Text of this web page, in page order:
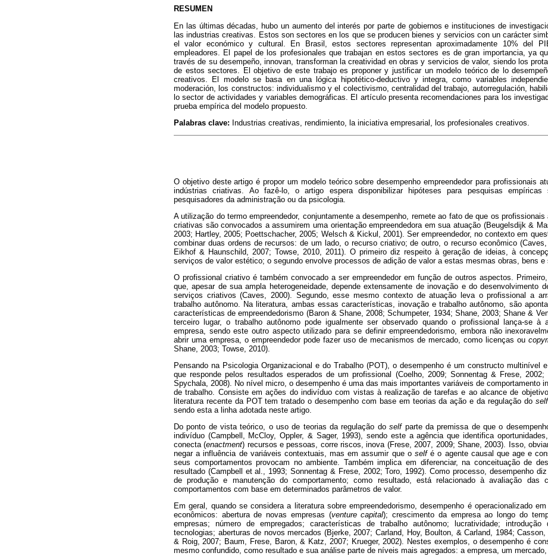
RESUMEN
En las últimas décadas, hubo un aumento del interés por parte de gobiernos e instituciones de
las industrias creativas. Estos son sectores en los que se producen bienes y servicios con un carácter
el valor económico y cultural. En Brasil, estos sectores representan aproximadamente 10% del
empleadores. El papel de los profesionales que trabajan en estos sectores es de gran importancia, ya
través de su desempeño, innovan, transforman la creatividad en obras y servicios de valor, siendo los
de estos sectores. El objetivo de este trabajo es proponer y justificar un modelo teórico de lo
creativos. El modelo se basa en una lógica hipotético-deductivo y integra, como variables
moderación, los constructos: individualismo y el colectivismo, centralidad del trabajo, autorregulación,
lo sector de actividades y variables demográficas. El artículo presenta recomendaciones para los
prueba empírica del modelo propuesto.
Palabras clave: Industrias creativas, rendimiento, la iniciativa empresarial, los profesionales creativos.
O objetivo deste artigo é propor um modelo teórico sobre desempenho empreendedor para profissionais
indústrias criativas. Ao fazê-lo, o artigo espera disponibilizar hipóteses para pesquisas
pesquisadores da administração ou da psicologia.
A utilização do termo empreendedor, conjuntamente a desempenho, remete ao fato de que os
criativas são convocados a assumirem uma orientação empreendedora em sua atuação (Beugelsdijk &
2003; Hartley, 2005; Poettschacher, 2005; Welsch & Kickul, 2001). Ser empreendedor, no contexto em
combinar duas ordens de recursos: de um lado, o recurso criativo; de outro, o recurso econômico
Eikhof & Haunschild, 2007; Towse, 2010, 2011). O primeiro diz respeito à geração de ideias, à
serviços de valor estético; o segundo envolve processos de adição de valor a estas mesmas obras, bens e
O profissional criativo é também convocado a ser empreendedor em função de outros aspectos.
que, apesar de sua ampla heterogeneidade, depende extensamente de inovação e do desenvolvimento
serviços criativos (Caves, 2000). Segundo, esse mesmo contexto de atuação leva o profissional a
trabalho autônomo. Na literatura, ambas essas características, inovação e trabalho autônomo, são
características de empreendedorismo (Baron & Shane, 2008; Schumpeter, 1934; Shane, 2003; Shane &
terceiro lugar, o trabalho autônomo pode igualmente ser observado quando o profissional lança-se à
empresa, sendo este outro aspecto utilizado para se definir empreendedorismo, embora não
abrir uma empresa, o empreendedor pode fazer uso de mecanismos de mercado, como licenças ou
Shane, 2003; Towse, 2010).
Pensando na Psicologia Organizacional e do Trabalho (POT), o desempenho é um constructo multinível
que responde pelos resultados esperados de um profissional (Coelho, 2009; Sonnentag & Frese, 2002;
Spychala, 2008). No nível micro, o desempenho é uma das mais importantes variáveis de comportamento
de trabalho. Consiste em ações do indivíduo com vistas à realização de tarefas e ao alcance de
literatura recente da POT tem tratado o desempenho com base em teorias da ação e da regulação do self
sendo esta a linha adotada neste artigo.
Do ponto de vista teórico, o uso de teorias da regulação doself parte da premissa de que o
indivíduo (Campbell, McCloy, Oppler, & Sager, 1993), sendo este a agência que identifica
conecta (enactment) recursos e pessoas, corre riscos, inova (Frese, 2007, 2009; Shane, 2003). Isso,
negar a influência de variáveis contextuais, mas em assumir que o selfé o agente causal que age e
seus comportamentos provocam no ambiente. Também implica em diferenciar, na conceituação de
resultado (Campbell et al., 1993; Sonnentag & Frese, 2002; Toro, 1992). Como processo, desempenho
de produção e manutenção do comportamento; como resultado, está relacionado à avaliação das
comportamentos com base em determinados parâmetros de valor.
Em geral, quando se considera a literatura sobre empreendedorismo, desempenho é operacionalizado
econômicos: abertura de novas empresas (venture capital); crescimento da empresa ao longo do
empresas; número de empregados; características de trabalho autônomo; lucratividade;
tecnologias; aberturas de novos mercados (Bjerke, 2007; Carland, Hoy, Boulton, & Carland, 1984;
& Roig, 2007; Baum, Frese, Baron, & Katz, 2007; Krueger, 2002). Nestes exemplos, o desempenho é
mesmo confundido, como resultado e sua análise parte de níveis mais agregados: a empresa, um